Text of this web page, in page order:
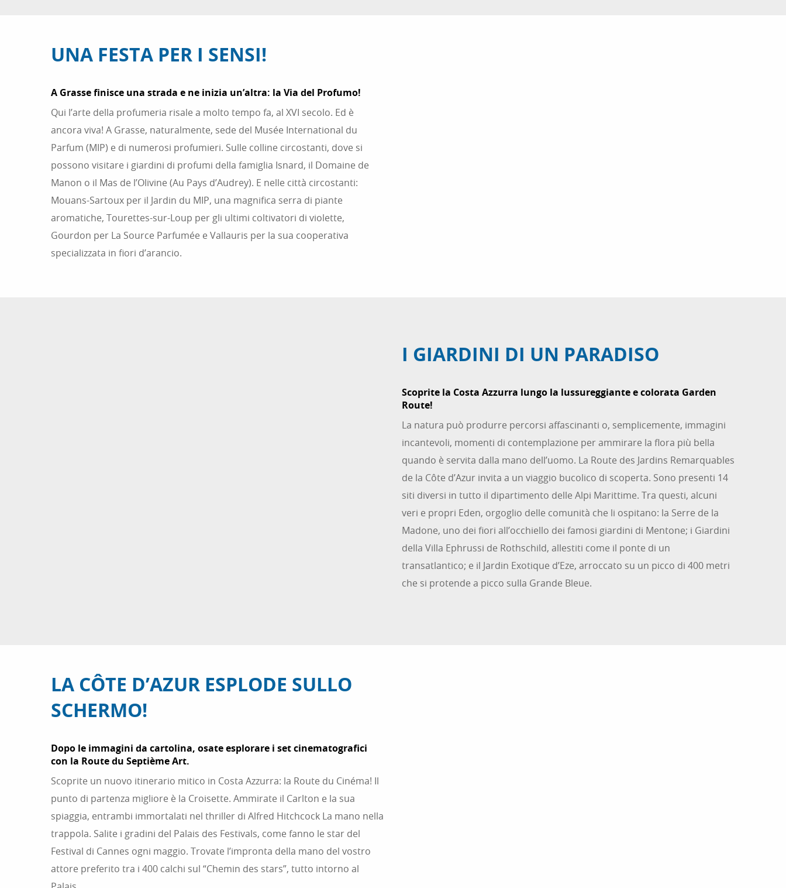
UNA FESTA PER I SENSI!
A Grasse finisce una strada e ne inizia un’altra: la Via del Profumo!
Qui l’arte della profumeria risale a molto tempo fa, al XVI secolo. Ed è
ancora viva! A Grasse, naturalmente, sede del Musée International du
Parfum (MIP) e di numerosi profumieri. Sulle colline circostanti, dove si
possono visitare i giardini di profumi della famiglia Isnard, il Domaine de
Manon o il Mas de l’Olivine (Au Pays d’Audrey). E nelle città circostanti:
Mouans-Sartoux per il Jardin du MIP, una magnifica serra di piante
aromatiche, Tourettes-sur-Loup per gli ultimi coltivatori di violette,
Gourdon per La Source Parfumée e Vallauris per la sua cooperativa
specializzata in fiori d’arancio.
I GIARDINI DI UN PARADISO
Scoprite la Costa Azzurra lungo la lussureggiante e colorata Garden
Route!
La natura può produrre percorsi affascinanti o, semplicemente, immagini
incantevoli, momenti di contemplazione per ammirare la flora più bella
quando è servita dalla mano dell’uomo. La Route des Jardins Remarquables
de la Côte d’Azur invita a un viaggio bucolico di scoperta. Sono presenti 14
siti diversi in tutto il dipartimento delle Alpi Marittime. Tra questi, alcuni
veri e propri Eden, orgoglio delle comunità che li ospitano: la Serre de la
Madone, uno dei fiori all’occhiello dei famosi giardini di Mentone; i Giardini
della Villa Ephrussi de Rothschild, allestiti come il ponte di un
transatlantico; e il Jardin Exotique d’Eze, arroccato su un picco di 400 metri
che si protende a picco sulla Grande Bleue.
LA CÔTE D’AZUR ESPLODE SULLO
SCHERMO!
Dopo le immagini da cartolina, osate esplorare i set cinematografici
con la Route du Septième Art.
Scoprite un nuovo itinerario mitico in Costa Azzurra: la Route du Cinéma! Il
punto di partenza migliore è la Croisette. Ammirate il Carlton e la sua
spiaggia, entrambi immortalati nel thriller di Alfred Hitchcock La mano nella
trappola. Salite i gradini del Palais des Festivals, come fanno le star del
Festival di Cannes ogni maggio. Trovate l’impronta della mano del vostro
attore preferito tra i 400 calchi sul “Chemin des stars”, tutto intorno al